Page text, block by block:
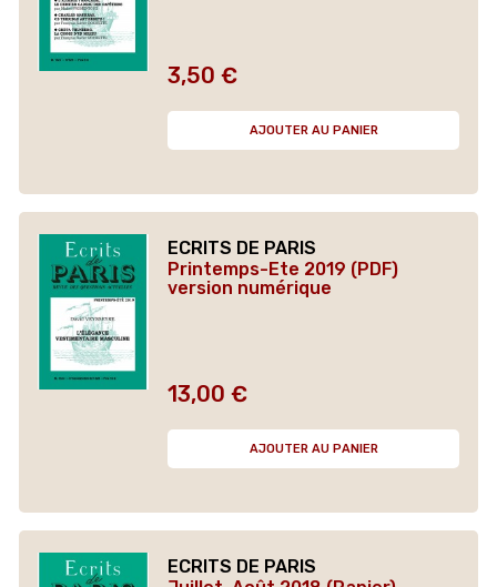
Prix
3,50 €
AJOUTER AU PANIER
ECRITS DE PARIS
Printemps-Ete 2019 (PDF)
version numérique
Prix
13,00 €
AJOUTER AU PANIER
ECRITS DE PARIS